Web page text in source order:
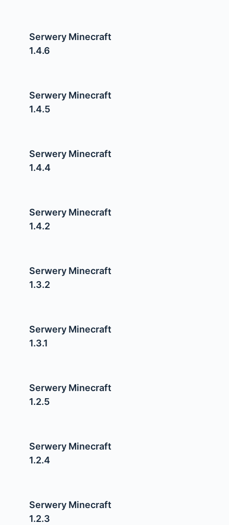
Serwery Minecraft
1.4.6
Serwery Minecraft
1.4.5
Serwery Minecraft
1.4.4
Serwery Minecraft
1.4.2
Serwery Minecraft
1.3.2
Serwery Minecraft
1.3.1
Serwery Minecraft
1.2.5
Serwery Minecraft
1.2.4
Serwery Minecraft
1.2.3